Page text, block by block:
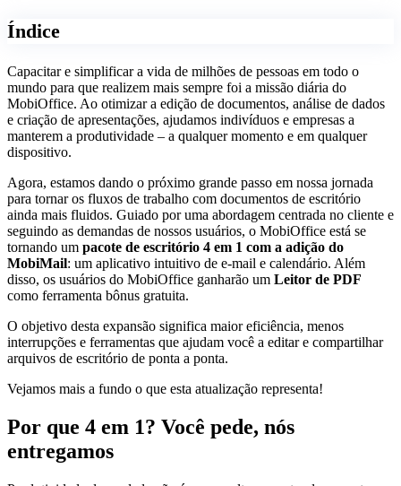
Índice
Capacitar e simplificar a vida de milhões de pessoas em todo o
mundo para que realizem mais sempre foi a missão diária do
MobiOffice. Ao otimizar a edição de documentos, análise de dados
e criação de apresentações, ajudamos indivíduos e empresas a
manterem a produtividade – a qualquer momento e em qualquer
dispositivo.
Agora, estamos dando o próximo grande passo em nossa jornada
para tornar os fluxos de trabalho com documentos de escritório
ainda mais fluidos. Guiado por uma abordagem centrada no cliente e
seguindo as demandas de nossos usuários, o MobiOffice está se
tornando um pacote de escritório 4 em 1 com a adição do
MobiMail: um aplicativo intuitivo de e-mail e calendário. Além
disso, os usuários do MobiOffice ganharão um Leitor de PDF
como ferramenta bônus gratuita.
O objetivo desta expansão significa maior eficiência, menos
interrupções e ferramentas que ajudam você a editar e compartilhar
arquivos de escritório de ponta a ponta.
Vejamos mais a fundo o que esta atualização representa!
Por que 4 em 1? Você pede, nós
entregamos